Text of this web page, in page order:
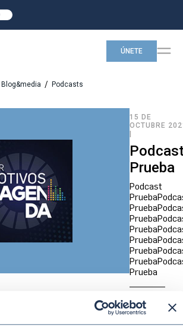
ÚNETE
Blog&media / Podcasts
15 DE
OCTUBRE
Prueba
Podcast
Prueba
COMPARTIR